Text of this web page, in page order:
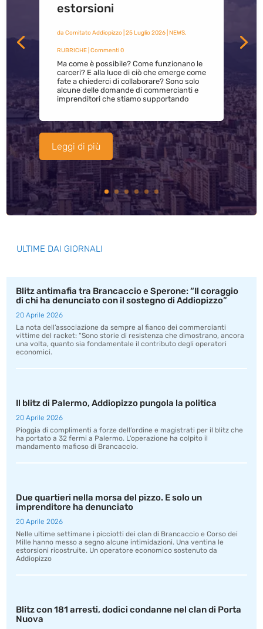
estorsioni
da Comitato Addiopizzo| 25 Luglio 2026| NEWS,
RUBRICHE| Commenti 0
Ma come è possibile? Come funzionano le
carceri? E alla luce di ciò che emerge come
fate a chiederci di collaborare? Sono solo
alcune delle domande di commercianti e
imprenditori che stiamo supportando
Leggi di più
ULTIME DAI GIORNALI
Blitz antimafia tra Brancaccio e Sperone: “Il coraggio
di chi ha denunciato con il sostegno di Addiopizzo”
20 Aprile 2026
La nota dell’associazione da sempre al fianco dei commercianti
vittime del racket: “Sono storie di resistenza che dimostrano, ancora
una volta, quanto sia fondamentale il contributo degli operatori
economici.
Il blitz di Palermo, Addiopizzo pungola la politica
20 Aprile 2026
Pioggia di complimenti a forze dell’ordine e magistrati per il blitz che
ha portato a 32 fermi a Palermo. L’operazione ha colpito il
mandamento mafioso di Brancaccio.
Due quartieri nella morsa del pizzo. E solo un
imprenditore ha denunciato
20 Aprile 2026
Nelle ultime settimane i picciotti dei clan di Brancaccio e Corso dei
Mille hanno messo a segno alcune intimidazioni. Una ventina le
estorsioni ricostruite. Un operatore economico sostenuto da
Addiopizzo
Blitz con 181 arresti, dodici condanne nel clan di Porta
Nuova